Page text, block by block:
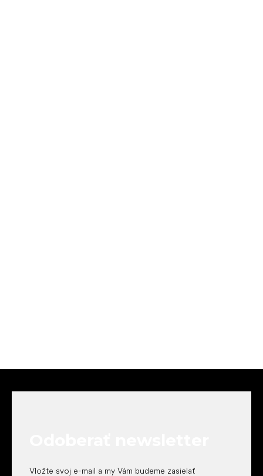
Vložte svoj e-mail a my Vám budeme zasielať